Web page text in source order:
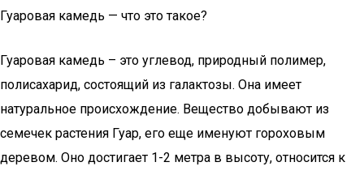
Гуаровая камедь — что это такое?
Гуаровая камедь – это углевод, природный полимер,
полисахарид, состоящий из галактозы. Она имеет
натуральное происхождение. Вещество добывают из
семечек растения Гуар, его еще именуют гороховым
деревом. Оно достигает 1-2 метра в высоту, относится к